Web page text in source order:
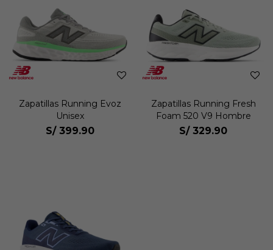
Zapatillas Running Evoz
Unisex
S/ 399.90
Zapatillas Running Fresh
Foam 520 V9 Hombre
S/ 329.90